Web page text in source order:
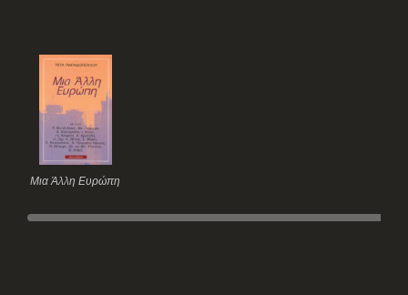
Πατίλης Γιάννης
Μια Άλλη Ευρώπη